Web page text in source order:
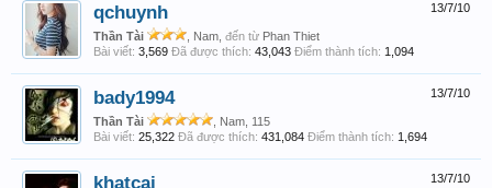
13/7/10
qchuynh
Thần Tài , Nam, đến từ Phan Thiet
Bài viết: 3,569 Đã được thích: 43,043 Điểm thành tích: 1,094
13/7/10
bady1994
Thần Tài
, Nam, 115
Bài viết: 25,322 Đã được thích: 431,084 Điểm thành tích: 1,694
13/7/10
khatcai